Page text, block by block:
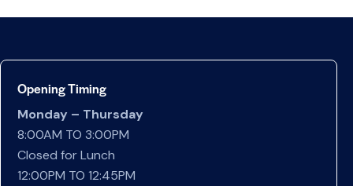
Opening Timing
Monday – Thursday
8:00AM TO 3:00PM
Closed for Lunch
12:00PM TO 12:45PM